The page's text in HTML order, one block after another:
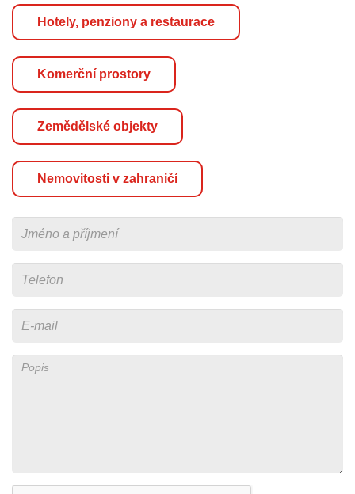
Hotely, penziony a restaurace
Komerční prostory
Zemědělské objekty
Nemovitosti v zahraničí